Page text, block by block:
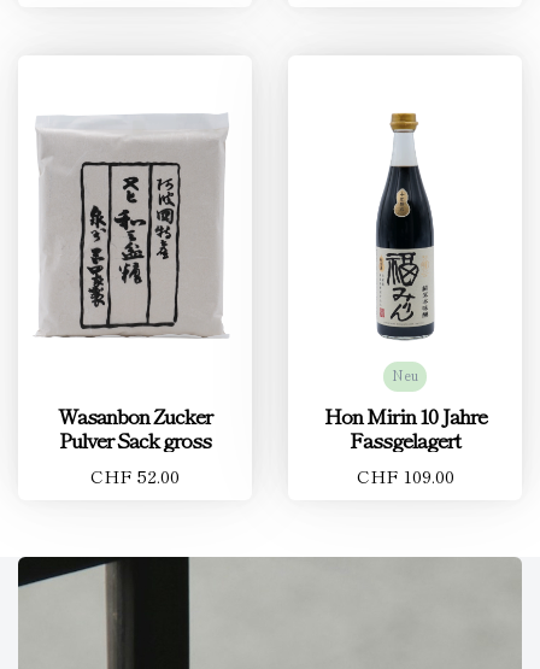
Wasanbon Zucker
Pulver Sack gross
CHF 52.00
Neu
Hon Mirin 10 Jahre
Fassgelagert
CHF 109.00